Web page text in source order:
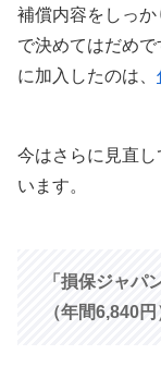
補償内容をしっ
で決めてはだめ
に加入したのは、
今はさらに見直
います。
「損保ジャパ
（年間6,840円